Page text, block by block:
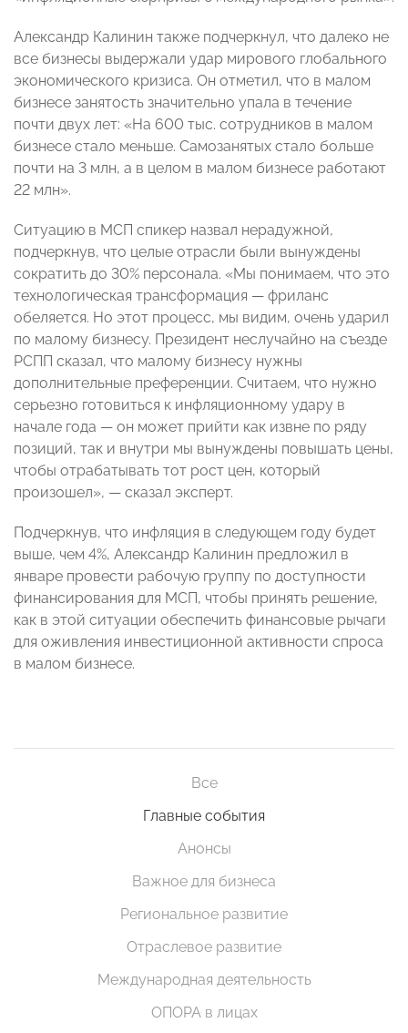
Александр Калинин также подчеркнул, что далеко не
все бизнесы выдержали удар мирового глобального
экономического кризиса. Он отметил, что в малом
бизнесе занятость значительно упала в течение
почти двух лет: «На 600 тыс. сотрудников в малом
бизнесе стало меньше. Самозанятых стало больше
почти на 3 млн, а в целом в малом бизнесе работают
22 млн».
Ситуацию в МСП спикер назвал нерадужной,
подчеркнув, что целые отрасли были вынуждены
сократить до 30% персонала. «Мы понимаем, что это
технологическая трансформация — фриланс
обеляется. Но этот процесс, мы видим, очень ударил
по малому бизнесу. Президент неслучайно на съезде
РСПП сказал, что малому бизнесу нужны
дополнительные преференции. Считаем, что нужно
серьезно готовиться к инфляционному удару в
начале года — он может прийти как извне по ряду
позиций, так и внутри мы вынуждены повышать цены,
чтобы отрабатывать тот рост цен, который
произошел», — сказал эксперт.
Подчеркнув, что инфляция в следующем году будет
выше, чем 4%, Александр Калинин предложил в
январе провести рабочую группу по доступности
финансирования для МСП, чтобы принять решение,
как в этой ситуации обеспечить финансовые рычаги
для оживления инвестиционной активности спроса
в малом бизнесе.
Все
Главные события
Анонсы
Важное для бизнеса
Региональное развитие
Отраслевое развитие
Международная деятельность
ОПОРА в лицах